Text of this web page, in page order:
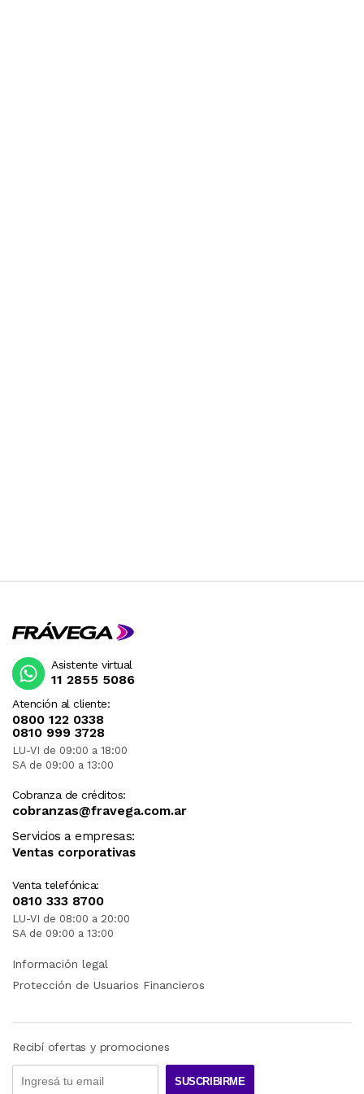
Atención al cliente:
0800 122 0338
0810 999 3728
LU-VI de 09:00 a 18:00
SA de 09:00 a 13:00
Cobranza de créditos:
cobranzas@fravega.com.ar
Servicios a empresas:
Ventas corporativas
Venta telefónica:
0810 333 8700
LU-VI de 08:00 a 20:00
SA de 09:00 a 13:00
Asistente virtual
11 2855 5086
Información legal
Protección de Usuarios Financieros
Recibí ofertas y promociones
SUSCRIBIRME